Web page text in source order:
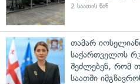
2 საათის წინ
თამარ
საქართველოს
შეძლებენ, რომ
საათში